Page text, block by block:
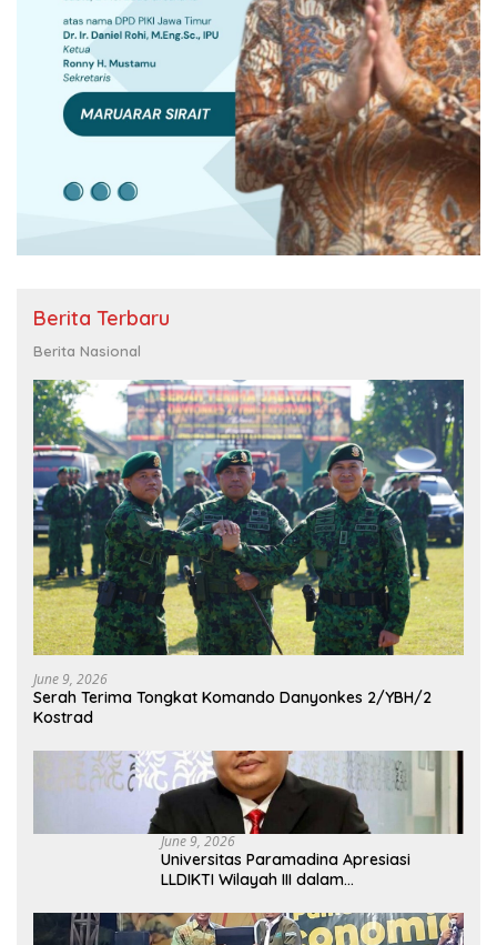
Berita Terbaru
Berita Nasional
June 9, 2026
Serah Terima Tongkat Komando Danyonkes 2/YBH/2
Kostrad
June 9, 2026
Universitas Paramadina Apresiasi
LLDIKTI Wilayah III dalam
Tinggi Swasta